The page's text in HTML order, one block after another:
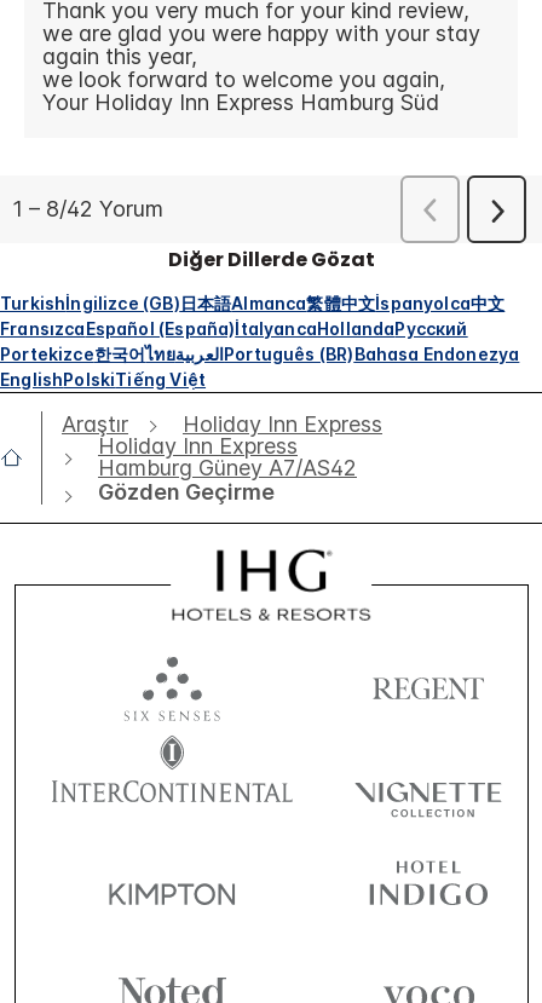
Diğer Dillerde Gözat
Turkishİngilizce (GB)日本語Almanca繁體中文İspanyolca中文
FransızcaEspañol (España)İtalyancaHollandaРусский
Portekizce한국어ไทยالعربيةPortuguês (BR)Bahasa Endonezya
EnglishPolskiTiếng Việt
Araştır
Holiday Inn Express
Holiday Inn Express
Hamburg Güney A7/AS42
Gözden Geçirme